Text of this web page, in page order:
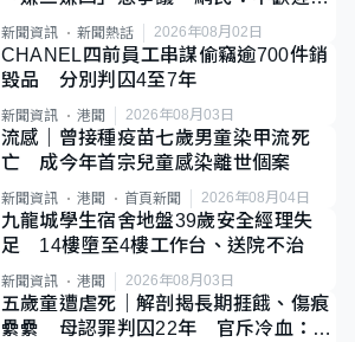
質旅客
新聞資訊 新聞熱話 2026年08月02日
CHANEL四前員工串謀偷竊逾700件銷
毀品 分別判囚4至7年
新聞資訊 港聞 2026年08月03日
流感｜曾接種疫苗七歲男童染甲流死
亡 成今年首宗兒童感染離世個案
新聞資訊 港聞 首頁新聞 2026年08月04日
九龍城學生宿舍地盤39歲安全經理失
足 14樓墮至4樓工作台、送院不治
新聞資訊 港聞 2026年08月03日
五歲童遭虐死｜解剖揭長期捱餓、傷痕
纍纍 母認罪判囚22年 官斥冷血：同